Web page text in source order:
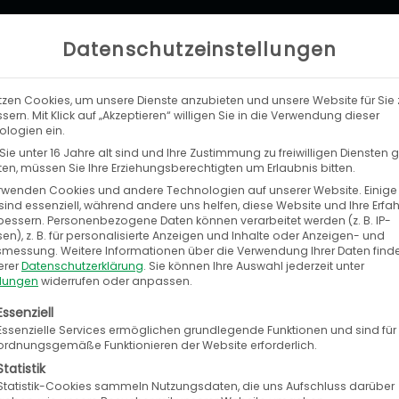
LEISTUNGEN UNTERNEHMEN
Vorträge auf
Melchior/18. Mai 2018
Reality: Spannende Vorträge unserer
Sie sich mit unseren eCommerce-Experten
Datenschutzeinstellungen
Cookies, um unsere Dienste anzubieten und unsere Website für Sie
Mit Klick auf „Akzeptieren“ willigen Sie in die Verwendung dieser
ein.
unter 16 Jahre alt sind und Ihre Zustimmung zu freiwilligen Diensten
müssen Sie Ihre Erziehungsberechtigten um Erlaubnis bitten.
Cookies und andere Technologien auf unserer Website.
essenziell, während andere uns helfen, diese Website und Ihre
Personenbezogene Daten können verarbeitet werden (z. B. IP-
z. B. für personalisierte Anzeigen und Inhalte oder Anzeigen- und
Weitere Informationen über die Verwendung Ihrer Daten
Datenschutzerklärung. Sie können Ihre Auswahl jederzeit unter
widerrufen oder anpassen.
eine Liste der Service-Gruppen, für die eine
Services ermöglichen grundlegende Funktionen und sind
Funktionieren der Website erforderlich.
Cookies sammeln Nutzungsdaten, die uns Aufschluss darüber